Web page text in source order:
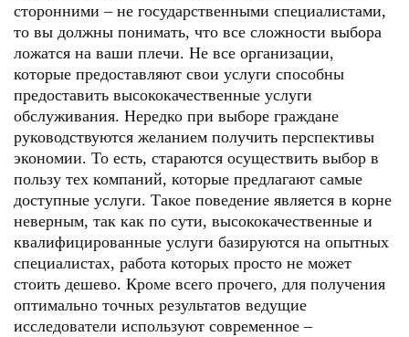
сторонними – не государственными специалистами,
то вы должны понимать, что все сложности выбора
ложатся на ваши плечи. Не все организации,
которые предоставляют свои услуги способны
предоставить высококачественные услуги
обслуживания. Нередко при выборе граждане
руководствуются желанием получить перспективы
экономии. То есть, стараются осуществить выбор в
пользу тех компаний, которые предлагают самые
доступные услуги. Такое поведение является в корне
неверным, так как по сути, высококачественные и
квалифицированные услуги базируются на опытных
специалистах, работа которых просто не может
стоить дешево. Кроме всего прочего, для получения
оптимально точных результатов ведущие
исследователи используют современное –